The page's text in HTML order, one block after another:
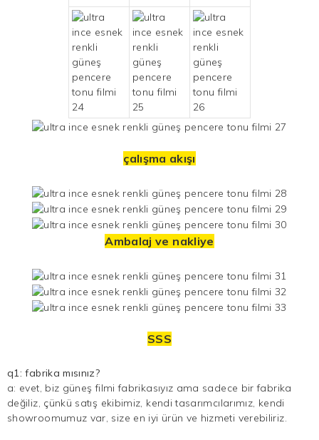
çalışma akışı
Ambalaj ve nakliye
SSS
q1: fabrika mısınız?
a: evet, biz güneş filmi fabrikasıyız ama sadece bir fabrika
değiliz, çünkü satış ekibimiz, kendi tasarımcılarımız, kendi
showroomumuz var, size en iyi ürün ve hizmeti verebiliriz.